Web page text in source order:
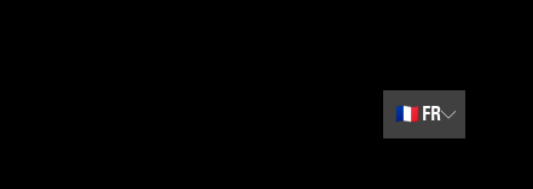
🇫🇷 FR